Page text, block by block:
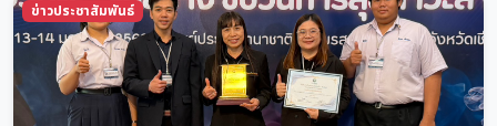
ข่าวประชาสัมพันธ์